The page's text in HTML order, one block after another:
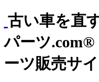
古い車を直
パーツ
ーツ販売サ